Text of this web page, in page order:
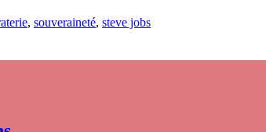
, souveraineté, steve jobs